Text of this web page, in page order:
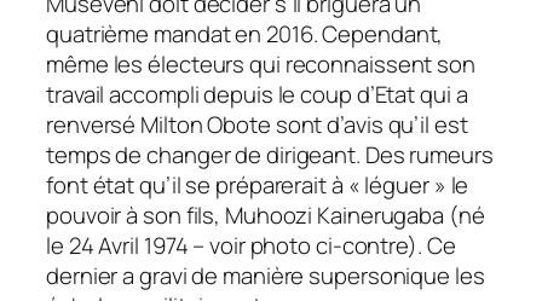
quatrième mandat en 2016. Cependant,
même les électeurs qui reconnaissent son
travail accompli depuis le coup d’Etat qui a
renversé Milton Obote sont d’avis qu’il est
temps de changer de dirigeant. Des rumeurs
font état qu’il se préparerait à « léguer » le
pouvoir à son fils, Muhoozi Kainerugaba (né
le 24 Avril 1974 – voir photo ci-contre). Ce
dernier a gravi de manière supersonique les